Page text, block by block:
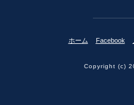
ホーム Facebook
Copyright (c)